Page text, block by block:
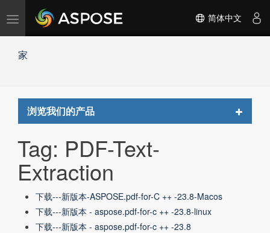
切
航
简体中文
家
浏览我们的产品
Toggle
Tag: PDF-Text-
Extraction
下载---新版本-ASPOSE.pdf-for-C ++ -23.8-Macos
下载---新版本 - aspose.pdf-for-c ++ -23.8-linux
下载---新版本 - aspose.pdf-for-c ++ -23.8